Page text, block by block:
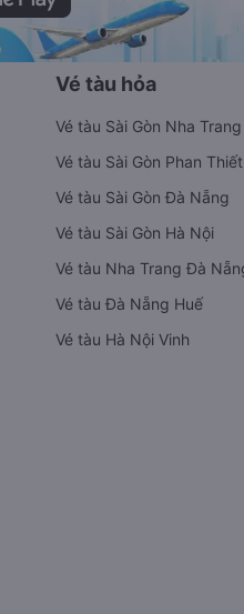
Vé tàu hỏa
Vé tàu Sài Gòn Nha Trang
Vé tàu Sài Gòn Phan Thiết
Vé tàu Sài Gòn Đà Nẵng
Vé tàu Sài Gòn Hà Nội
Vé tàu Nha Trang Đà
Vé tàu Đà Nẵng Huế
Vé tàu Hà Nội Vinh